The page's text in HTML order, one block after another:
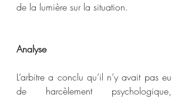
de la lumière sur la situation.
Analyse
L’arbitre a conclu qu’il n’y avait pas eu
de harcèlement psychologique,